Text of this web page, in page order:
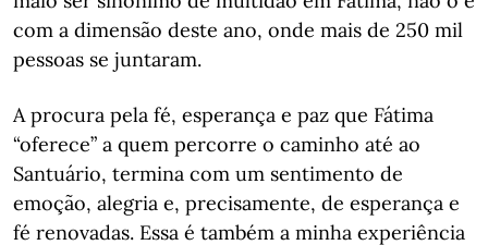
com a dimensão deste ano, onde mais de 250 mil
pessoas se juntaram.
A procura pela fé, esperança e paz que Fátima
“oferece” a quem percorre o caminho até ao
Santuário, termina com um sentimento de
emoção, alegria e, precisamente, de esperança e
fé renovadas. Essa é também a minha experiência